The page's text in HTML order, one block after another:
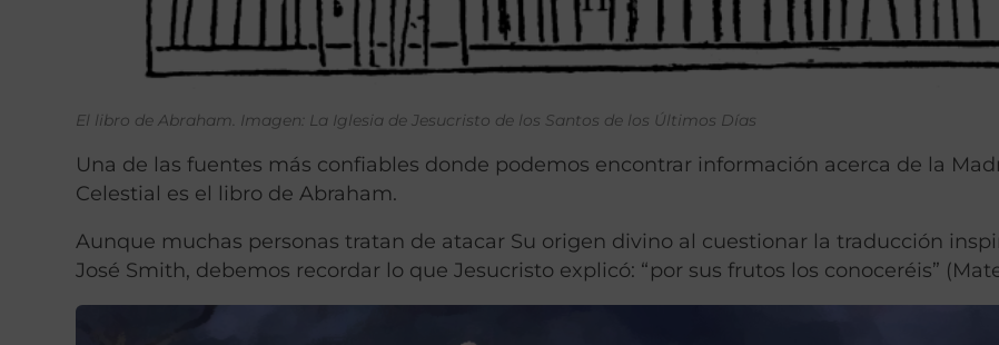
El libro de Abraham. Imagen: La Iglesia de Jesucristo de los Santos de los Últimos Días
Una de las fuentes más confiables donde podemos encontrar información acerca de la
Celestial es el libro de Abraham.
Aunque muchas personas tratan de atacar Su origen divino al cuestionar la traducción
José Smith, debemos recordar lo que Jesucristo explicó: “por sus frutos los conoceréis”